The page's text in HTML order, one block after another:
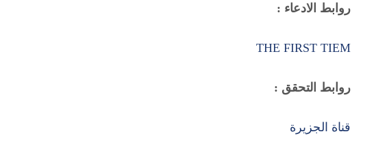
روابط الادعاء :
THE FIRST TIEM
روابط التحقق :
قناة الجزيرة